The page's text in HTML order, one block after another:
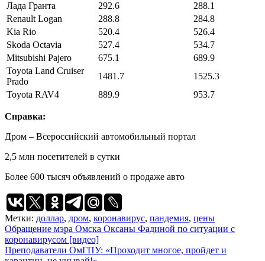
Лада Гранта
292.6
288.1
Renault Logan
288.8
284.8
Kia Rio
520.4
526.4
Skoda Octavia
527.4
534.7
Mitsubishi Pajero
675.1
689.9
Toyota Land Cruiser
Prado
1481.7
1525.3
Toyota RAV4
889.9 953.7
Справка:
Дром – Всероссийский автомобильный портал
2,5 млн посетителей в сутки
Более 600 тысяч объявлений о продаже авто
Метки: доллар, дром, коронавирус, пандемия, цены
Навигация
по
Обращение мэра Омска Оксаны Фадиной по ситуации с
коронавирусом [видео]
Преподаватели ОмГПУ: «Проходит многое, пройдет и